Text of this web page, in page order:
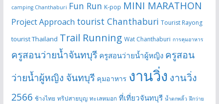
camping Chanthaburi Fun Run K-pop MINI MARATHON
Project Approach tourist Chanthaburi Tourist Rayong
tourist Thailand Trail Running Wat Chanthaburi การคุมอาหาร
ครูสอนว่ายน้ำจันทบุรี ครูสอนว่ายน้ำผู้หญิง ครูสอน
ว่ายน้ำผู้หญิง จันทบุรี คุมอาหาร งานวิ่ง งานวิ่ง
2566 ช้างไทย ทริปสายบุญ ทะเลหมอก ที่เที่ยวจันทบุรี น้ำตกพลิ้ว ฝึกว่าย